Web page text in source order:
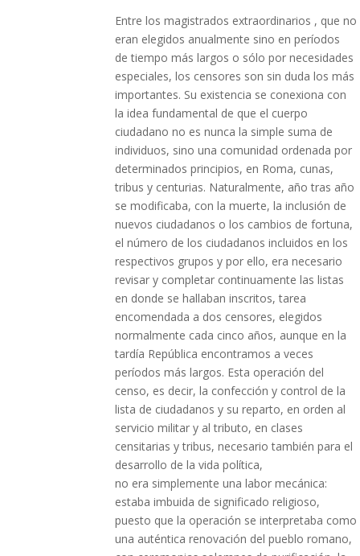
Entre los magistrados extraordinarios , que no
eran elegidos anualmente sino en períodos
de tiempo más largos o sólo por necesidades
especiales, los censores son sin duda los más
importantes. Su existencia se conexiona con
la idea fundamental de que el cuerpo
ciudadano no es nunca la simple suma de
individuos, sino una comunidad ordenada por
determinados principios, en Roma, cunas,
tribus y centurias. Naturalmente, año tras año
se modificaba, con la muerte, la inclusión de
nuevos ciudadanos o los cambios de fortuna,
el número de los ciudadanos incluidos en los
respectivos grupos y por ello, era necesario
revisar y completar continuamente las listas
en donde se hallaban inscritos, tarea
encomendada a dos censores, elegidos
normalmente cada cinco años, aunque en la
tardía República encontramos a veces
períodos más largos. Esta operación del
censo, es decir, la confección y control de la
lista de ciudadanos y su reparto, en orden al
servicio militar y al tributo, en clases
censitarias y tribus, necesario también para el
desarrollo de la vida política,
no era simplemente una labor mecánica:
estaba imbuida de significado religioso,
puesto que la operación se interpretaba como
una auténtica renovación del pueblo romano,